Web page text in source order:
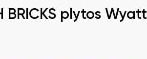
BRICKS plytos Wyatt